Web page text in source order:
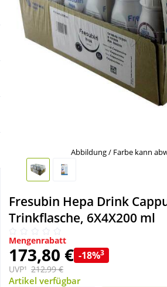
Neuheiten
Sale
Täglich gut versorgt
Diabetes
Körperpflege & Kosmetik
Nahrungsergänzung
Sanitätshaus
Sport & Fitness
Abbildung / Farbe kann
Fresubin Hepa Drink
Trinkflasche, 6X4X200 ml
Mengenrabatt
173,80 € -18%3
UVP¹ 212,99 €
Artikel verfügbar